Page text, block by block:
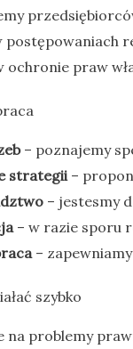
postępowaniach
ochronie praw
– poznajemy
strategii–
– jestesmy
– w razie sporu
–
szybko
na problemy